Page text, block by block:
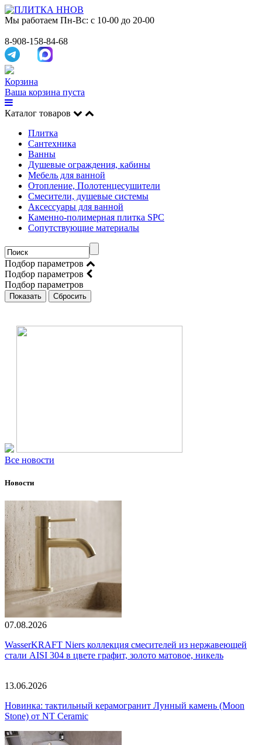
Мы работаем Пн-Вс: с 10-00 до 20-00
8-908-158-84-68
Корзина
Ваша корзина пуста
Каталог товаров
Плитка
Сантехника
Ванны
Душевые ограждения, кабины
Мебель для ванной
Отопление, Полотенцесушители
Смесители, душевые системы
Аксессуары для ванной
Каменно-полимерная плитка SPC
Сопутствующие материалы
Подбор параметров
Подбор параметров
Подбор параметров
Все новости
Новости
07.08.2026
WasserKRAFT Niers коллекция смесителей из нержавеющей
стали AISI 304 в цвете графит, золото матовое, никель
13.06.2026
Новинка: тактильный керамогранит Лунный камень (Moon
Stone) от NT Ceramic